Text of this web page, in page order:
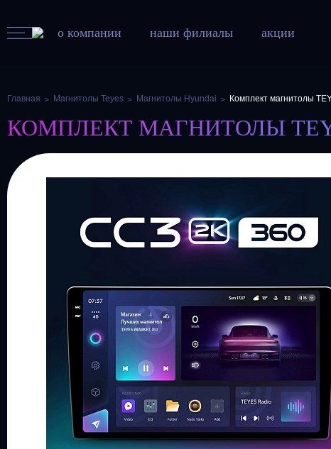
о компании наши филиалы акции
Главная Магнитолы Teyes Магнитолы Hyundai Комплект магнитолы
КОМПЛЕКТ МАГНИТОЛЫ